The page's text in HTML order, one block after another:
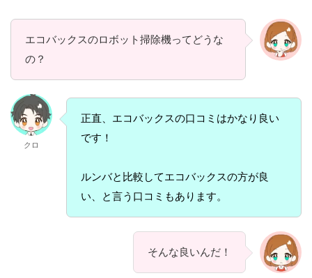
エコバックスのロボット掃除機ってどうな
の？
クロ
正直、エコバックスの口コミはかなり良い
です！
ルンバと比較してエコバックスの方が良
い、と言う口コミもあります。
そんな良いんだ！